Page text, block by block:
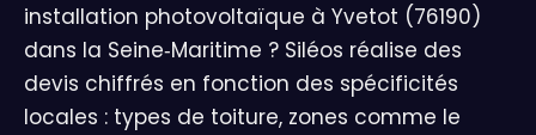
installation photovoltaïque à Yvetot (76190)
dans la Seine‑Maritime ? Siléos réalise des
devis chiffrés en fonction des spécificités
locales : types de toiture, zones comme le